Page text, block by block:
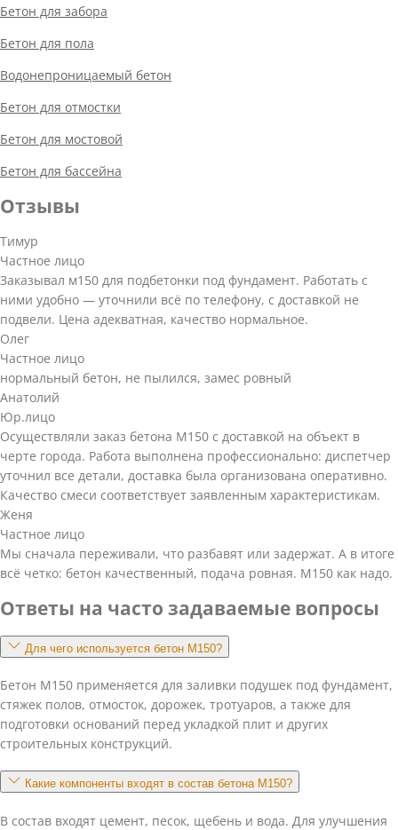
Бетон для забора
Бетон для пола
Водонепроницаемый бетон
Бетон для отмостки
Бетон для мостовой
Бетон для бассейна
Отзывы
Тимур
Частное лицо
Заказывал м150 для подбетонки под фундамент. Работать с
ними удобно — уточнили всё по телефону, с доставкой не
подвели. Цена адекватная, качество нормальное.
Олег
Частное лицо
нормальный бетон, не пылился, замес ровный
Анатолий
Юр.лицо
Осуществляли заказ бетона М150 с доставкой на объект в
черте города. Работа выполнена профессионально: диспетчер
уточнил все детали, доставка была организована оперативно.
Качество смеси соответствует заявленным характеристикам.
Женя
Частное лицо
Мы сначала переживали, что разбавят или задержат. А в итоге
всё четко: бетон качественный, подача ровная. М150 как надо.
Ответы на часто задаваемые вопросы
Для чего используется бетон М150?
Бетон М150 применяется для заливки подушек под фундамент,
стяжек полов, отмосток, дорожек, тротуаров, а также для
подготовки оснований перед укладкой плит и других
строительных конструкций.
Какие компоненты входят в состав бетона М150?
В состав входят цемент, песок, щебень и вода. Для улучшения